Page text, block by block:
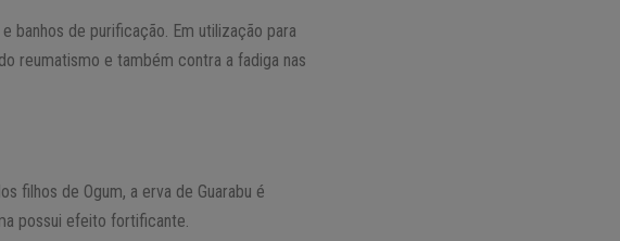
banhos de purificação. Em utilização para
reumatismo e também contra a fadiga nas
filhos de Ogum, a erva de Guarabu é
possui efeito fortificante.